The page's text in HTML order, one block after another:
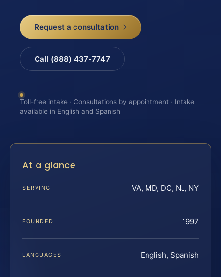
Request a consultation
Call (888) 437-7747
Toll-free intake · Consultations by appointment · Intake
available in English and Spanish
At a glance
SERVING VA, MD, DC, NJ, NY
FOUNDED 1997
LANGUAGES English, Spanish